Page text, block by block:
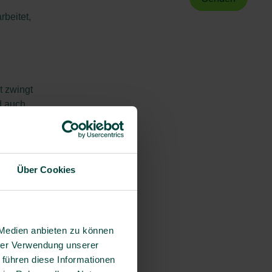
Über Cookies
anbieten zu können
Verwendung unserer
diese Informationen
zwingt
auch